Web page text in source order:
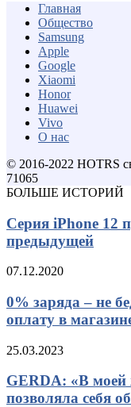
Главная
Общество
Samsung
Apple
Google
Xiaomi
Honor
Huawei
Vivo
О нас
© 2016-2022
71065
БОЛЬШЕ ИСТОРИЙ
Серия iPhone 12
предыдущей
07.12.2020
0% заряда – не
оплату в
25.03.2023
GERDA: «В моей
позволяла себя